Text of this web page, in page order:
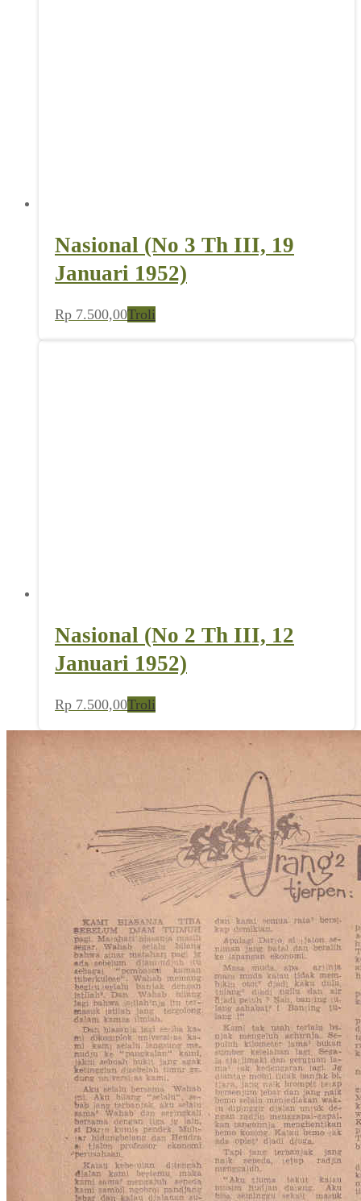
Nasional (No 3 Th III, 19
Januari 1952)
Rp 7.500,00Troli
Nasional (No 2 Th III, 12
Januari 1952)
Rp 7.500,00Troli